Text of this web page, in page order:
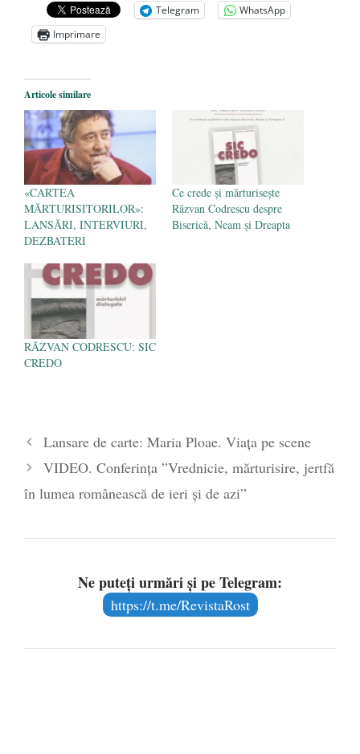
Zelensky
- 13 mai 2026
Statul care servește Națiunea
Legea Vexler produce efecte. Bustul
poetului Octavian Goga, înlăturat din Iași
- 16 aprilie 2026
Telegram
WhatsApp
Imprimare
Articole similare
«CARTEA
MĂRTURISITORILOR»:
LANSĂRI, INTERVIURI,
DEZBATERI
Ce crede şi mărturiseşte
Răzvan Codrescu despre
Biserică, Neam şi Dreapta
RĂZVAN CODRESCU: SIC
CREDO
Lansare de carte: Maria Ploae. Viața pe scene
VIDEO. Conferința ”Vrednicie, mărturisire, jertfă
în lumea românească de ieri și de azi”
Ne puteți urmări și pe Telegram:
https://t.me/RevistaRost